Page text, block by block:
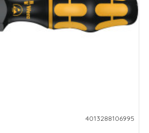
4013288106995